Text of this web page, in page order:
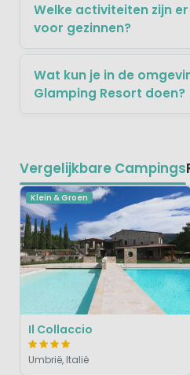
Welke activiteiten zijn
voor gezinnen?
Wat kun je in de
Glamping Resort doen?
Vergelijkbare Campings
Klein & Groen
Il Collaccio
Umbrië, Italië